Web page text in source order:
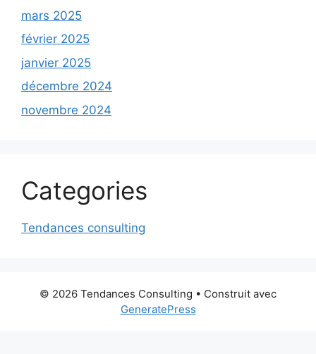
mars 2025
février 2025
janvier 2025
décembre 2024
novembre 2024
Categories
Tendances consulting
© 2026 Tendances Consulting • Construit avec
GeneratePress